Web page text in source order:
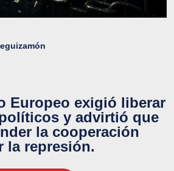
Europeo exigió liberar
y advirtió que
la cooperación
la represión.